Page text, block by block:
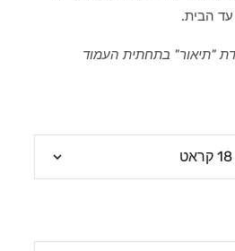
הבית.
"תיאור" בתחתית העמוד